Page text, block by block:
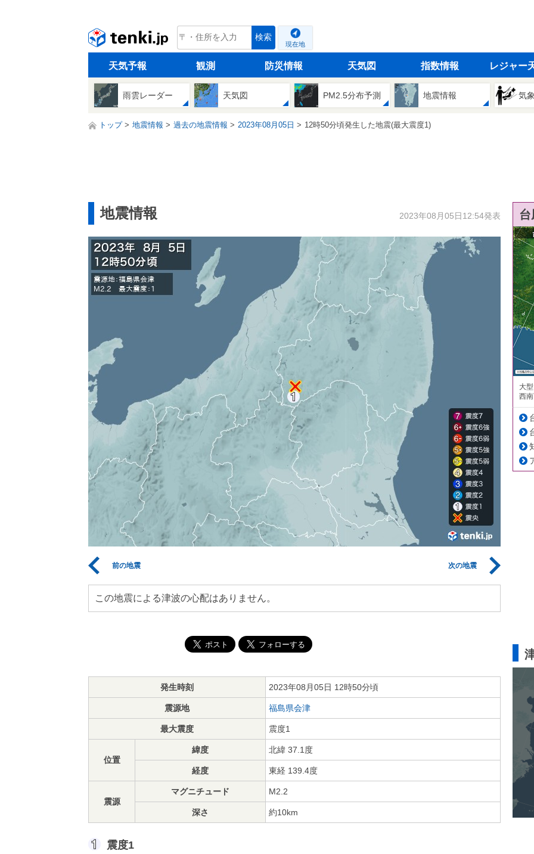
tenki.jp 検索
現在地
天気予報 観測 防災情報 天気図 指数情報 レジャー
雨雲レーダー 天気図 PM2.5分布予測 地震情報 気
トップ 地震情報 過去の地震情報 2023年08月05日 12時50分頃発生した地震(最大震度1)
地震情報 2023年08月05日12:54発表
前の地震 次の地震
この地震による津波の心配はありません。
発生時刻 2023年08月05日 12時50分頃
震源地 福島県会津
最大震度 震度1
位置
緯度 北緯 37.1度
経度 東経 139.4度
震源
マグニチュード M2.2
深さ 約10km
震度1
大
西